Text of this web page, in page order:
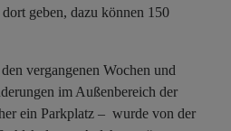
geben, dazu können 150
vergangenen Wochen und
im Außenbereich der
ein Parkplatz – wurde von der